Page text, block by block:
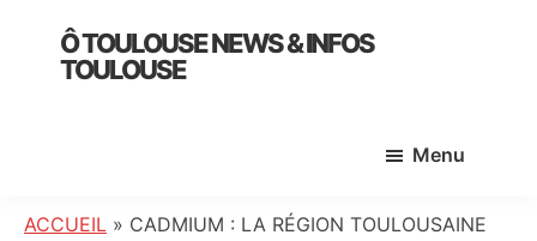
primary
Ô TOULOUSE NEWS & INFOS
TOULOUSE
:
Menu
ACCUEIL » CADMIUM : LA RÉGION TOULOUSAINE